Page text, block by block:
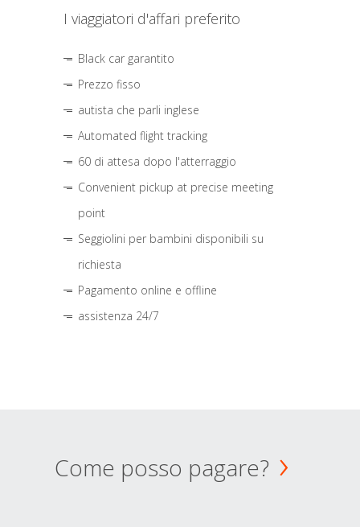
I viaggiatori d'affari preferito
Black car garantito
Prezzo fisso
autista che parli inglese
Automated flight tracking
60 di attesa dopo l'atterraggio
Convenient pickup at precise meeting
point
Seggiolini per bambini disponibili su
richiesta
Pagamento online e offline
assistenza 24/7
Come posso pagare?